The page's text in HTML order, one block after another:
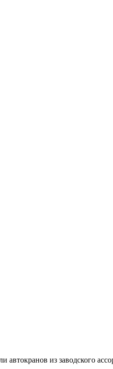
из заводского